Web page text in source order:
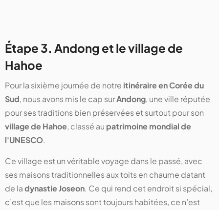
Étape 3. Andong et le village de
Hahoe
Pour la sixième journée de notre itinéraire en Corée du
Sud, nous avons mis le cap surAndong, une ville réputée
pour ses traditions bien préservées et surtout pour son
village de Hahoe, classé au patrimoine mondial de
l'UNESCO.
Ce village est un véritable voyage dans le passé, avec
ses maisons traditionnelles aux toits en chaume datant
de ladynastie Joseon. Ce qui rend cet endroit si spécial,
c’est que les maisons sont toujours habitées, ce n’est